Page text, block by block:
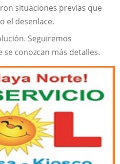
situaciones previas que
el desenlace.
Seguiremos
conozcan más detalles.